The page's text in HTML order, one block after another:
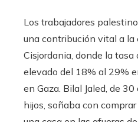
Los trabajadores
una contribución vital a la
Cisjordania, donde la tasa
elevado del 18% al 29%
en Gaza. Bilal Jaled, de
hijos, soñaba con